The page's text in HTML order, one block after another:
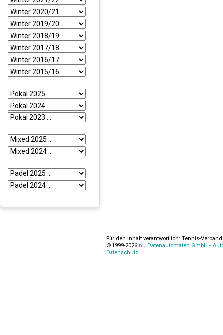
Für den Inhalt verantwortlich: Tennis-
© 1999-2026 nu Datenautomaten GmbH -
Datenschutz